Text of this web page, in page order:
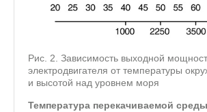
Рис. 2. Зависимость выходной
электродвигателя от температуры
и высотой над уровнем моря
Температура перекачиваемой